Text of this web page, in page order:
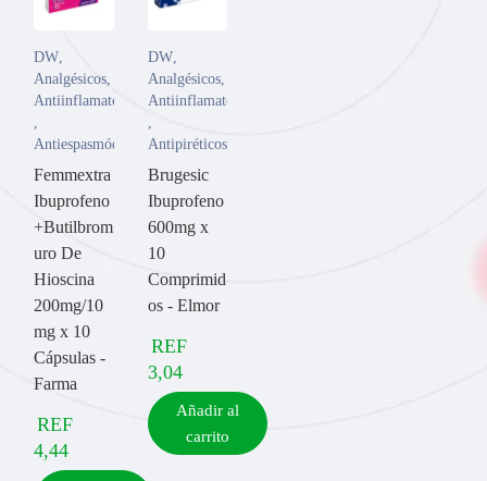
DW
Analgésicos
Antiinflamatorios
Antiespasmódicos
Femmextra
Ibuprofeno
+Butilbrom
uro De
Hioscina
200mg/10
mg x 10
Cápsulas -
Farma
REF
4,44
DW,
Analgésicos,
Antiinflamatorios
Antipiréticos
Brugesic
Ibuprofeno
600mg x
10
Comprimid
os - Elmor
REF
3,04
Añadir al
carrito